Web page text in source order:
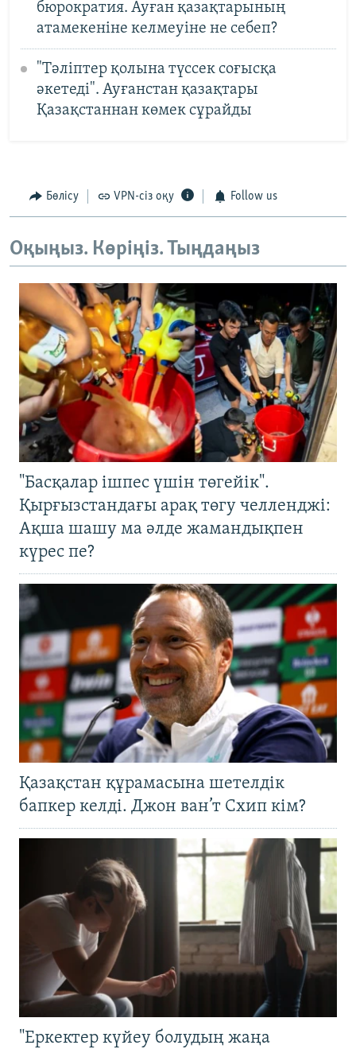
бюрократия. Ауған қазақтарының
атамекеніне келмеуіне не себеп?
"Тәліптер қолына түссек соғысқа
әкетеді". Ауғанстан қазақтары
Қазақстаннан көмек сұрайды
Бөлісу VPN-сіз оқу Follow us
Оқыңыз. Көріңіз. Тыңдаңыз
"Басқалар ішпес үшін төгейік".
Қырғызстандағы арақ төгу челленджі:
Ақша шашу ма әлде жамандықпен
күрес пе?
Қазақстан құрамасына шетелдік
бапкер келді. Джон ван’т Схип кім?
"Еркектер күйеу болудың жаңа